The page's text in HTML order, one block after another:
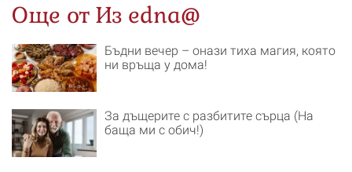
Още от Из edna@
Бъдни вечер – онази тиха магия, която
ни връща у дома!
За дъщерите с разбитите сърца (На
баща ми с обич!)